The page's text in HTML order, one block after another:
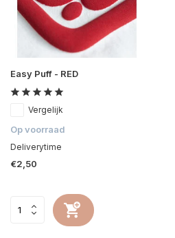
Easy Puff - RED
Vergelijk
Op voorraad
Deliverytime
€2,50